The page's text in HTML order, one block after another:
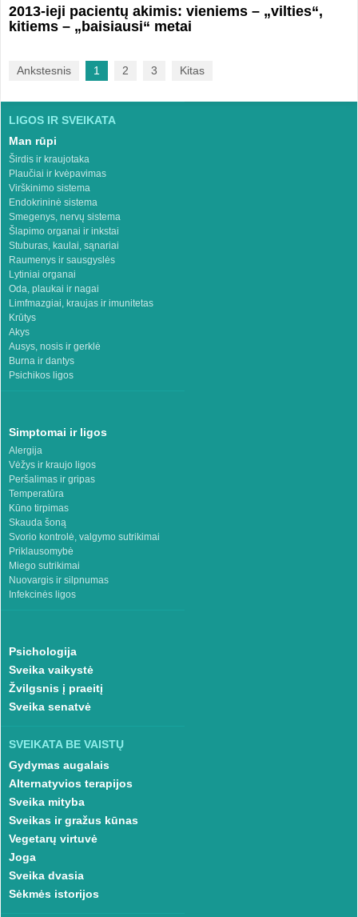
2013-ieji pacientų akimis: vieniems – „vilties“,
kitiems – „baisiausi“ metai
Ankstesnis 1 2 3 Kitas
LIGOS IR SVEIKATA
Man rūpi
Širdis ir kraujotaka
Plaučiai ir kvėpavimas
Virškinimo sistema
Endokrininė sistema
Smegenys, nervų sistema
Šlapimo organai ir inkstai
Stuburas, kaulai, sąnariai
Raumenys ir sausgyslės
Lytiniai organai
Oda, plaukai ir nagai
Limfmazgiai, kraujas ir imunitetas
Krūtys
Akys
Ausys, nosis ir gerklė
Burna ir dantys
Psichikos ligos
Simptomai ir ligos
Alergija
Vėžys ir kraujo ligos
Peršalimas ir gripas
Temperatūra
Kūno tirpimas
Skauda šoną
Svorio kontrolė, valgymo sutrikimai
Priklausomybė
Miego sutrikimai
Nuovargis ir silpnumas
Infekcinės ligos
Psichologija
Sveika vaikystė
Žvilgsnis į praeitį
Sveika senatvė
SVEIKATA BE VAISTŲ
Gydymas augalais
Alternatyvios terapijos
Sveika mityba
Sveikas ir gražus kūnas
Vegetarų virtuvė
Joga
Sveika dvasia
Sėkmės istorijos